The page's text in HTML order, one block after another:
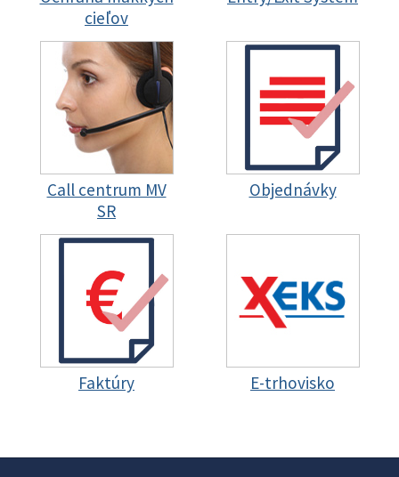
cieľov
Call centrum MV
SR
Objednávky
Faktúry E-trhovisko